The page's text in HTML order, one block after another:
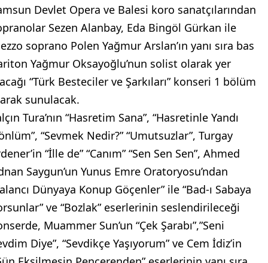
Devlet Opera ve Balesi koro sanatçılarından
Sezen Alanbay, Eda Bingöl Gürkan ile
soprano Polen Yağmur Arslan’ın yanı sıra bas
Yağmur Oksayoğlu’nun solist olarak yer
“Türk Besteciler ve Şarkıları” konseri 1 bölüm
sunulacak.
Tura’nın “Hasretim Sana”, “Hasretinle Yandı
“Sevmek Nedir?” “Umutsuzlar”, Turgay
“İlle de” “Canım” “Sen Sen Sen”, Ahmed
Saygun’un Yunus Emre Oratoryosu’ndan
Dünyaya Konup Göçenler” ile “Bad-ı Sabaya
ve “Bozlak” eserlerinin seslendirileceği
Muammer Sun’un “Çek Şarabı”,”Seni
Diye”, “Sevdikçe Yaşıyorum” ve Cem İdiz’in